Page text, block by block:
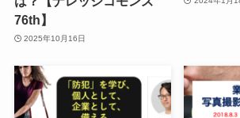
76th】
2025年10月16日